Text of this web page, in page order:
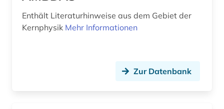
markt (3)
Enthält Literaturhinweise aus dem Gebiet der
Kernphysik Mehr Informationen
Zur Datenbank